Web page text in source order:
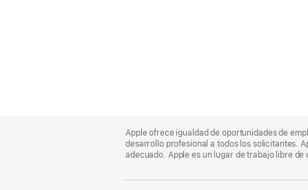
Footer
Apple ofrece igualdad de oportunidades de
desarrollo profesional a todos los solicitantes.
adecuado. Apple es un lugar de trabajo libre de